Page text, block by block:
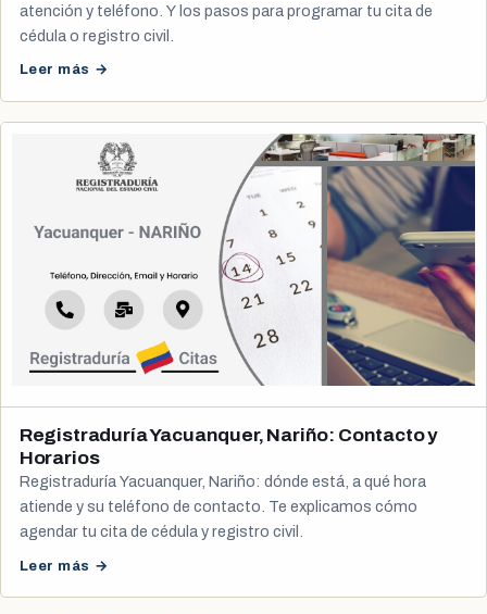
atención y teléfono. Y los pasos para programar tu cita de
cédula o registro civil.
Leer más →
Registraduría Yacuanquer, Nariño: Contacto y
Horarios
Registraduría Yacuanquer, Nariño: dónde está, a qué hora
atiende y su teléfono de contacto. Te explicamos cómo
agendar tu cita de cédula y registro civil.
Leer más →